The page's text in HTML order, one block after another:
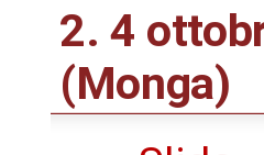
2. 4
(Monga)